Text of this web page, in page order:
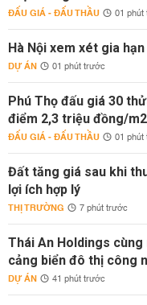
ĐẤU GIÁ - ĐẤU THẦU 01
Hà Nội xem xét gia
DỰ ÁN 01 phút trước
Phú Thọ đấu giá 30
điểm 2,3 triệu đồng/m2
ĐẤU GIÁ - ĐẤU THẦU 01
Đất tăng giá sau khi
lợi ích hợp lý
THỊ TRƯỜNG 7 phút trước
Thái An Holdings
cảng biển đô thị công
DỰ ÁN 41 phút trước